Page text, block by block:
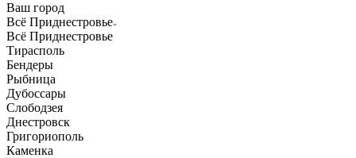
Ваш город
Всё Приднестровье
Всё Приднестровье
Тирасполь
Бендеры
Рыбница
Дубоссары
Слободзея
Днестровск
Григориополь
Каменка